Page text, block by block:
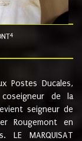
4
Postes Ducales,
de la
seigneur de
Rougemont en
MARQUISAT